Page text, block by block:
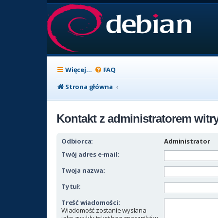
Więcej…
FAQ
Strona główna
Kontakt z administratorem
Odbiorca:
Administrator
Twój adres e-mail:
Twoja nazwa:
Tytuł:
Treść wiadomości:
Wiadomość zostanie wysłana